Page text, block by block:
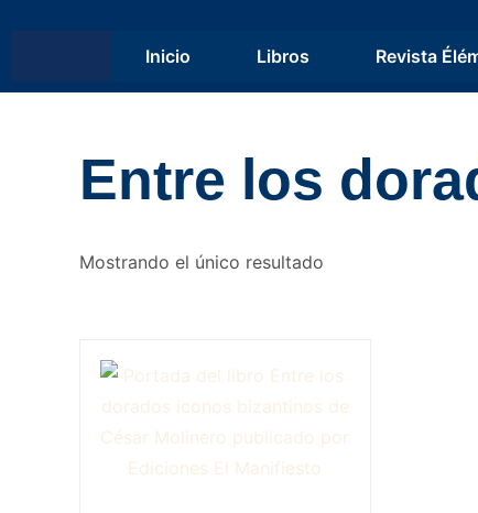
Inicio Libros Revista
Entre los
Mostrando el único resultado